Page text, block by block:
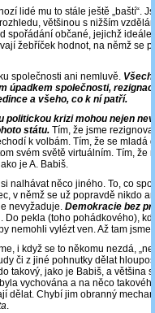
lidé mu to stále ještě „baští“.
většinou s nižším
spořádání občané, jejichž
žebříček hodnot, na němž se
společnosti ani nemluvě.
úpadkem společnosti,
a všeho, co k ní patří.
politickou krizi mohou nejen
státu. Tím, že jsme
k volbám. Tím, že se mladá
svém světě virtuálním. Tím, že
je A. Babiš.
nalhávat něco jiného. To, co
v němž se už popravdě nikdo
nevyžaduje. Demokracie bez
Do pekla (toho pohádkového),
nemohli vylézt ven. Až tam
i když se to někomu nezdá,
či z jiné pohnutky dělat
takový, jako je Babiš, a většina
vychována a na něco
dělat. Chybí jim obranný
.